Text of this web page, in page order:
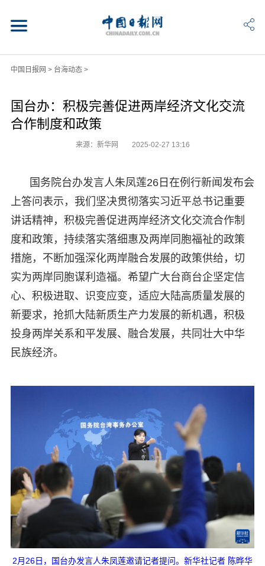
中国日报网 > 台海动态>
国台办：积极完善促进两岸经济文化交流
合作制度和政策
来源：新华网 2025-02-27 13:16
国务院台办发言人朱凤莲26日在例行新闻发布会
上答问表示，我们坚决贯彻落实习近平总书记重要
讲话精神，积极完善促进两岸经济文化交流合作制
度和政策，持续落实落细惠及两岸同胞福祉的政策
措施，不断加强深化两岸融合发展的政策供给，切
实为两岸同胞谋利造福。希望广大台商台企坚定信
心、积极进取、识变应变，适应大陆高质量发展的
新要求，抢抓大陆新质生产力发展的新机遇，积极
投身两岸关系和平发展、融合发展，共同壮大中华
民族经济。
2月26日，国台办发言人朱凤莲邀请记者提问。新华社记者 陈晔华